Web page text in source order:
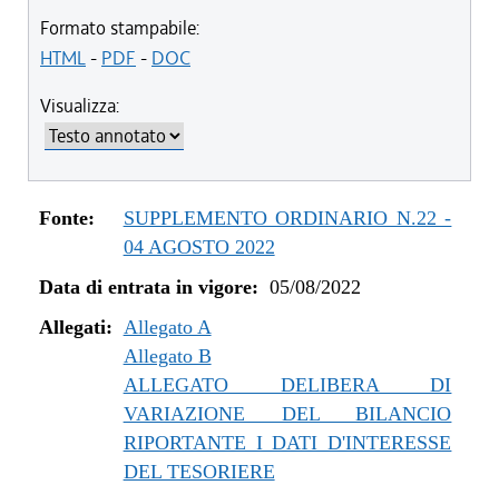
Formato stampabile:
HTML- PDF - DOC
Visualizza:
Fonte:
SUPPLEMENTO ORDINARIO N.22 -
04 AGOSTO 2022
Data di entrata in vigore: 05/08/2022
Allegati: Allegato A
Allegato B
ALLEGATO DELIBERA DI
VARIAZIONE DEL BILANCIO
RIPORTANTE I DATI D'INTERESSE
DEL TESORIERE